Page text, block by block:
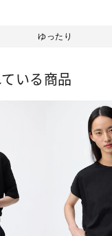
ゆったり
いる商品